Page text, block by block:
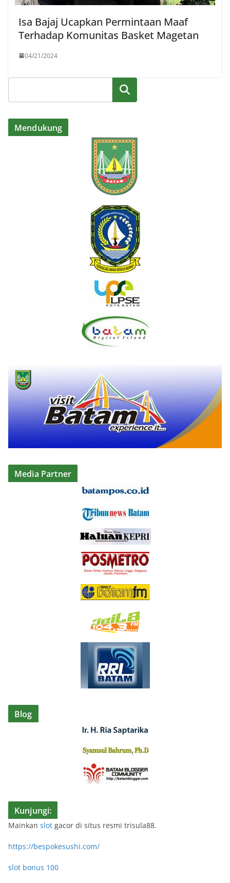
Isa Bajaj Ucapkan Permintaan Maaf
Terhadap Komunitas Basket Magetan
04/21/2024
Cari
Mendukung
Media Partner
Blog
Kunjungi:
Mainkan slot gacor di situs resmi trisula88.
https://bespokesushi.com/
slot bonus 100